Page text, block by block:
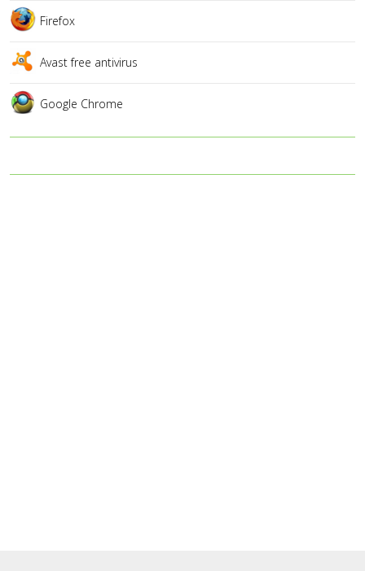
Firefox
Avast free antivirus
Google Chrome